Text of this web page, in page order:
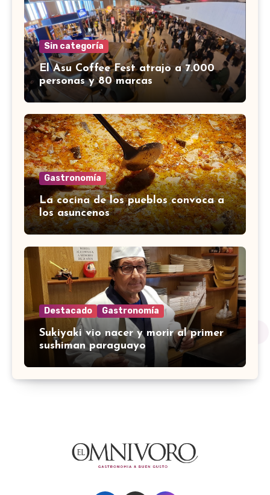
Sin categoría
El Asu Coffee Fest atrajo a 7.000
personas y 80 marcas
Gastronomía
La cocina de los pueblos convoca a
los asuncenos
Destacado Gastronomía
Sukiyaki vio nacer y morir al primer
sushiman paraguayo